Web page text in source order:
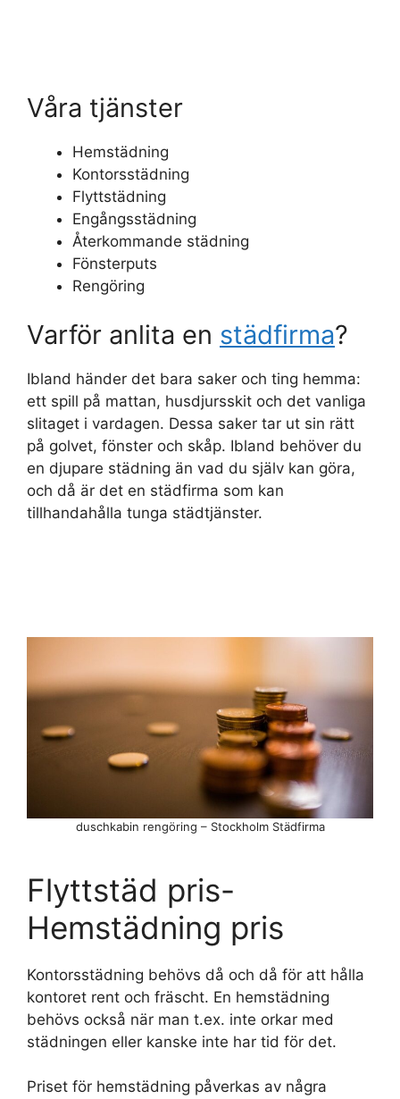
Våra tjänster
Hemstädning
Kontorsstädning
Flyttstädning
Engångsstädning
Återkommande städning
Fönsterputs
Rengöring
Varför anlita en städfirma?
Ibland händer det bara saker och ting hemma:
ett spill på mattan, husdjursskit och det vanliga
slitaget i vardagen. Dessa saker tar ut sin rätt
på golvet, fönster och skåp. Ibland behöver du
en djupare städning än vad du själv kan göra,
och då är det en städfirma som kan
tillhandahålla tunga städtjänster.
duschkabin rengöring – Stockholm Städfirma
Flyttstäd pris-
Hemstädning pris
Kontorsstädning behövs då och då för att hålla
kontoret rent och fräscht. En hemstädning
behövs också när man t.ex. inte orkar med
städningen eller kanske inte har tid för det.
Priset för hemstädning påverkas av några